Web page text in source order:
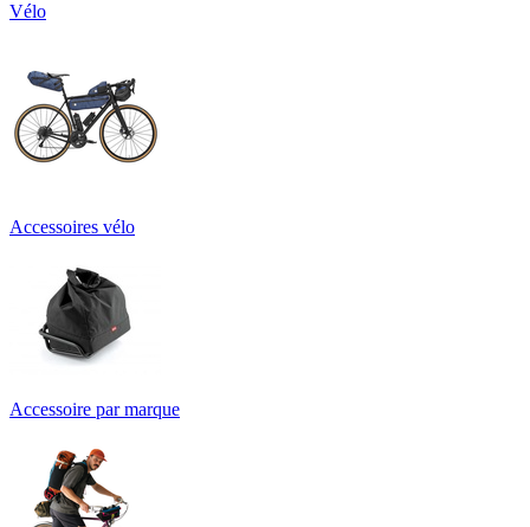
Vélo
Accessoires vélo
Accessoire par marque